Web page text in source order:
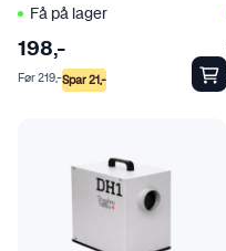
Få på lager
198,-
Spar21,-
Før219,-